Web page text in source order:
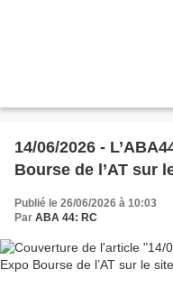
14/06/2026 -
Bourse de l’AT sur
Publié le 26/06/2026 à 10:03
Par ABA 44: RC